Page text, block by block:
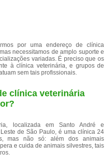
por uma endereço de clínica
necessitamos de amplo suporte e
variadas. É preciso que os
à clínica veterinária, e grupos de
sem tais profissionais.
clínica veterinária
localizada em Santo André e
de São Paulo, é uma clínica 24
mas não só: além dos animais
e cuida de animais silvestres, tais